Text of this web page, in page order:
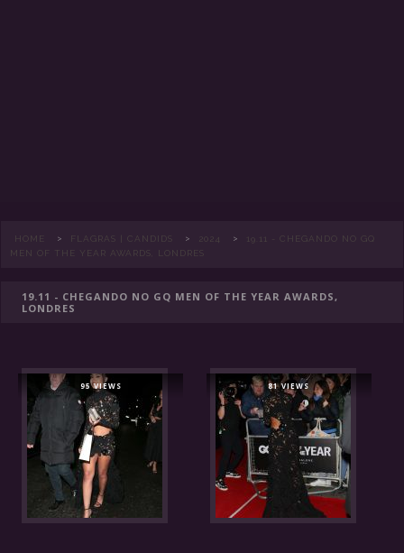
HOME > FLAGRAS | CANDIDS > 2024 >
19.11 - CHEGANDO NO GQ
MEN OF THE YEAR AWARDS, LONDRES
19.11 - CHEGANDO NO GQ MEN OF THE YEAR AWARDS,
LONDRES
95 VIEWS 81 VIEWS